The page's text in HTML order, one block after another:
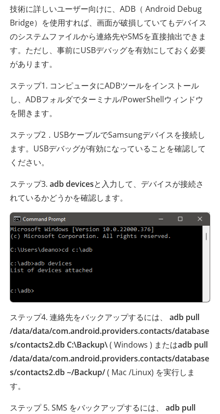
技術に詳しいユーザー向けに、ADB（ Android Debug
Bridge）を使用すれば、画面が破損していてもデバイス
のシステムファイルから連絡先やSMSを直接抽出できま
す。ただし、事前にUSBデバッグを有効にしておく必要
があります。
ステップ1. コンピュータにADBツールをインストール
し、ADBフォルダでターミナル/PowerShellウィンドウ
を開きます。
ステップ2．USBケーブルでSamsungデバイスを接続し
ます。USBデバッグが有効になっていることを確認して
ください。
ステップ3. adb devicesと入力して、デバイスが接続さ
れているかどうかを確認します。
ステップ4. 連絡先をバックアップするには、 adb pull
/data/data/com.android.providers.contacts/database
s/contacts2.db C:\Backup\( Windows ) またはadb pull
/data/data/com.android.providers.contacts/database
s/contacts2.db ~/Backup/( Mac /Linux) を実行しま
す。
ステップ 5. SMS をバックアップするには、 adb pull